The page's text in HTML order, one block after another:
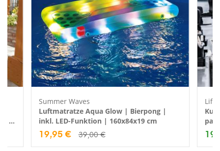
Summer Waves
Luftmatratze Aqua Glow | Bierpong |
inkl. LED-Funktion | 160x84x19 cm
19,95 € 39,00 €